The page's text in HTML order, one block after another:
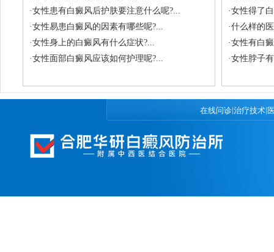
·女性患有白癜风后护肤要注意什么呢?...
·女性易患白癜风的因素有哪些呢?...
·女性身上的白癜风有什么症状?...
·女性面部白癜风应该如何护理呢?...
·女性得了
·什么样的
·女性有白
·女性脖子
在线问诊|治疗技术|